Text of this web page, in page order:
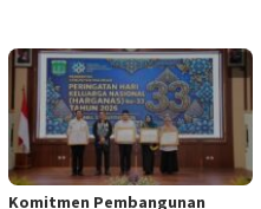
Komitmen Pembangunan